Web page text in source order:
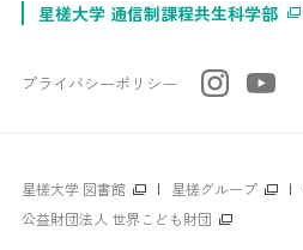
星槎大学 通信制課程共生科学部
プライバシーポリシー
星槎大学 図書館 | 星槎グループ |
公益財団法人 世界こども財団